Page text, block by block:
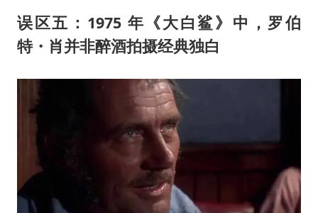
误区五：1975 年《大白鲨》中，罗伯
特・肖并非醉酒拍摄经典独白